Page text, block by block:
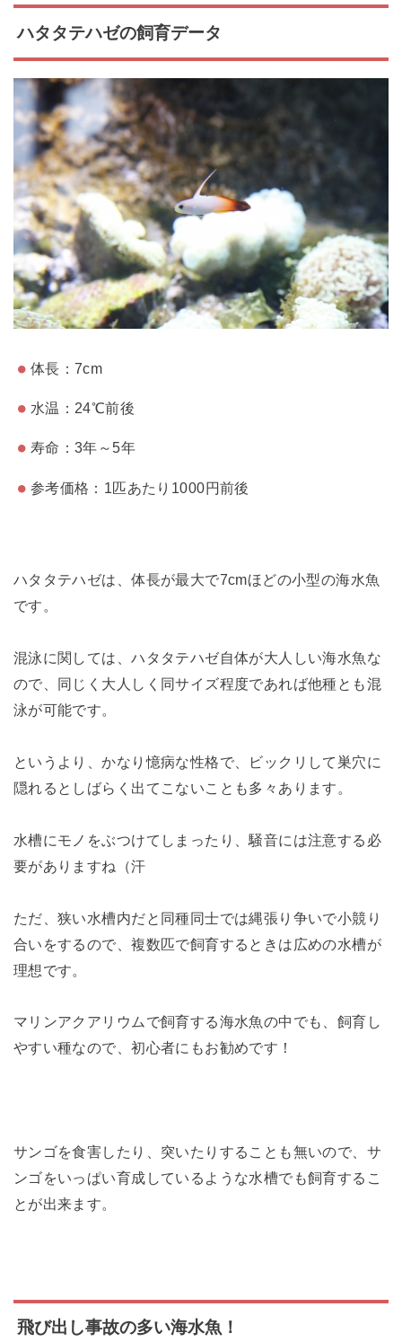
ハタタテハゼの飼育データ
体長：7cm
水温：24℃前後
寿命：3年～5年
参考価格：1匹あたり1000円前後
ハタタテハゼは、体長が最大で7cmほどの小型の海水魚
です。
混泳に関しては、ハタタテハゼ自体が大人しい海水魚な
ので、同じく大人しく同サイズ程度であれば他種とも混
泳が可能です。
というより、かなり憶病な性格で、ビックリして巣穴に
隠れるとしばらく出てこないことも多々あります。
水槽にモノをぶつけてしまったり、騒音には注意する必
要がありますね（汗
ただ、狭い水槽内だと同種同士では縄張り争いで小競り
合いをするので、複数匹で飼育するときは広めの水槽が
理想です。
マリンアクアリウムで飼育する海水魚の中でも、飼育し
やすい種なので、初心者にもお勧めです！
サンゴを食害したり、突いたりすることも無いので、サ
ンゴをいっぱい育成しているような水槽でも飼育するこ
とが出来ます。
飛び出し事故の多い海水魚！